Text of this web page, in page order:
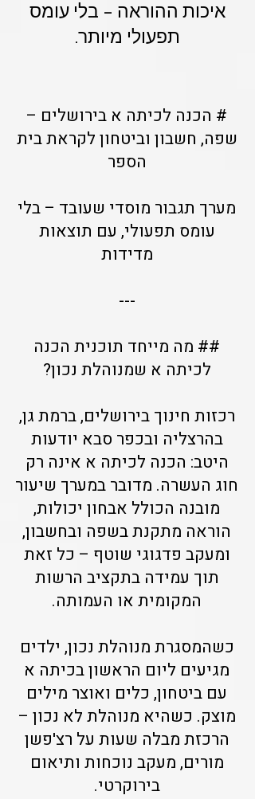
איכות ההוראה – בלי עומס
תפעולי מיותר.
# הכנה לכיתה א בירושלים –
שפה, חשבון וביטחון לקראת בית
הספר
מערך תגבור מוסדי שעובד – בלי
עומס תפעולי, עם תוצאות
מדידות
---
## מה מייחד תוכנית הכנה
לכיתה א שמנוהלת נכון?
רכזות חינוך בירושלים, ברמת גן,
בהרצליה ובכפר סבא יודעות
היטב: הכנה לכיתה א אינה רק
חוג העשרה. מדובר במערך שיעור
מובנה הכולל אבחון יכולות,
הוראה מתקנת בשפה ובחשבון,
ומעקב פדגוגי שוטף – כל זאת
תוך עמידה בתקציב הרשות
המקומית או העמותה.
כשהמסגרת מנוהלת נכון, ילדים
מגיעים ליום הראשון בכיתה א
עם ביטחון, כלים ואוצר מילים
מוצק. כשהיא מנוהלת לא נכון –
הרכזת מבלה שעות על רצ'פשן
מורים, מעקב נוכחות ותיאום
בירוקרטי.